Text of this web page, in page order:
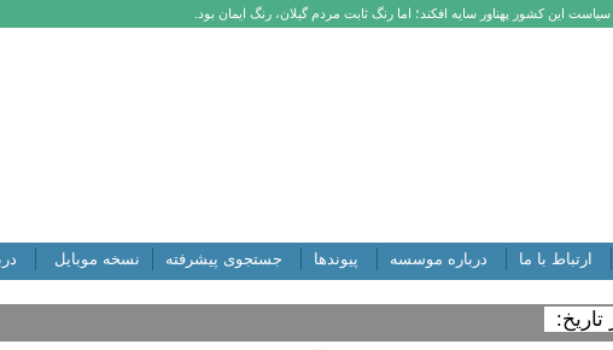
این کشور پهناور سایه افکند؛ اما رنگ ثابت مردم گیلان، رنگ ایمان بود.
ارتباط با ما درباره موسسه پیوندها جستجوی پیشرفته نسخه موبایل
تاریخ: